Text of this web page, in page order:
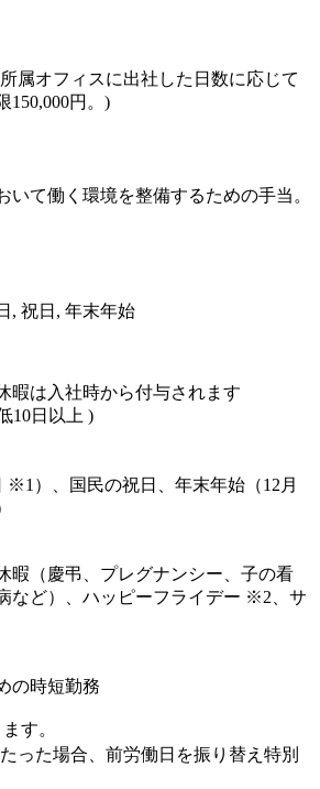
属オフィスに出社した日数に応じて
150,000円。)
て働く環境を整備するための手当。
, 祝日, 年末年始
暇は入社時から付与されます
10日以上 )
※1）、国民の祝日、年末年始（12月
暇（慶弔、プレグナンシー、子の看
など）、ハッピーフライデー ※2、サ
の時短勤務
す。
った場合、前労働日を振り替え特別